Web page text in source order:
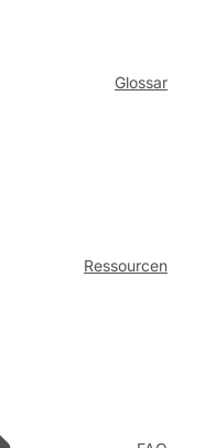
Glossar
Ressourcen